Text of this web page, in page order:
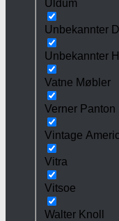
Uldum
Unbekannter
Unbekannter
Vatne Møbler
Verner Panton
Vintage
Vitra
Vitsoe
Walter Knoll